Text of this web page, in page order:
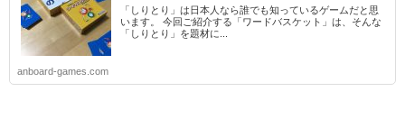
「しりとり」は日本人なら誰でも知っているゲームだと思
います。 今回ご紹介する「ワードバスケット」は、そんな
「しりとり」を題材に...
anboard-games.com